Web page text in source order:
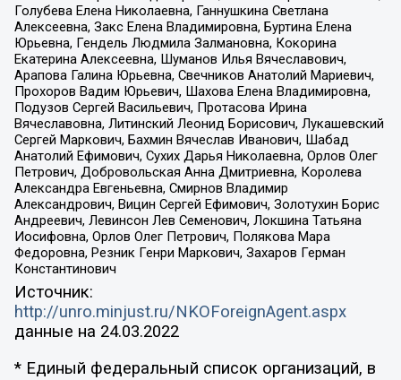
Голубева Елена Николаевна, Ганнушкина Светлана
Алексеевна, Закс Елена Владимировна, Буртина Елена
Юрьевна, Гендель Людмила Залмановна, Кокорина
Екатерина Алексеевна, Шуманов Илья Вячеславович,
Арапова Галина Юрьевна, Свечников Анатолий Мариевич,
Прохоров Вадим Юрьевич, Шахова Елена Владимировна,
Подузов Сергей Васильевич, Протасова Ирина
Вячеславовна, Литинский Леонид Борисович, Лукашевский
Сергей Маркович, Бахмин Вячеслав Иванович, Шабад
Анатолий Ефимович, Сухих Дарья Николаевна, Орлов Олег
Петрович, Добровольская Анна Дмитриевна, Королева
Александра Евгеньевна, Смирнов Владимир
Александрович, Вицин Сергей Ефимович, Золотухин Борис
Андреевич, Левинсон Лев Семенович, Локшина Татьяна
Иосифовна, Орлов Олег Петрович, Полякова Мара
Федоровна, Резник Генри Маркович, Захаров Герман
Константинович
Источник:
http://unro.minjust.ru/NKOForeignAgent.aspx
данные на 24.03.2022
* Единый федеральный список организаций, в